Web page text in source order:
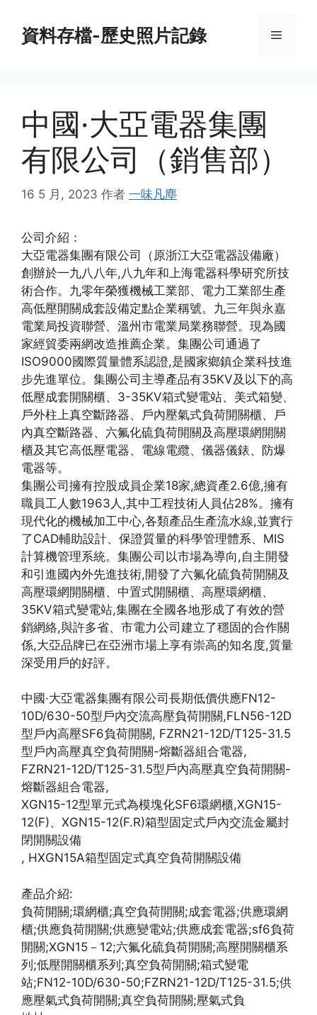
資料存檔-歷史照片記錄 菜
中國·大亞電器集團
有限公司（銷售部）
16 5 月, 2023 作者 一味凡塵
公司介紹：
大亞電器集團有限公司（原浙江大亞電器設備廠）
創辦於一九八八年,八九年和上海電器科學研究所技
術合作。九零年榮獲機械工業部、電力工業部生產
高低壓開關成套設備定點企業稱號。九三年與永嘉
電業局投資聯營、溫州市電業局業務聯營。現為國
家經貿委兩網改造推薦企業。集團公司通過了
ISO9000國際質量體系認證,是國家鄉鎮企業科技進
步先進單位。集團公司主導產品有35KV及以下的高
低壓成套開關櫃、3-35KV箱式變電站、美式箱變、
戶外柱上真空斷路器、戶內壓氣式負荷開關櫃、戶
內真空斷路器、六氟化硫負荷開關及高壓環網開關
櫃及其它高低壓電器、電線電纜、儀器儀錶、防爆
電器等。
集團公司擁有控股成員企業18家,總資產2.6億,擁有
職員工人數1963人,其中工程技術人員佔28%。擁有
現代化的機械加工中心,各類產品生產流水線,並實行
了CAD輔助設計、保證質量的科學管理體系、MIS
計算機管理系統。集團公司以市場為導向,自主開發
和引進國內外先進技術,開發了六氟化硫負荷開關及
高壓環網開關櫃、中置式開關櫃、高壓環網櫃、
35KV箱式變電站,集團在全國各地形成了有效的營
銷網絡,與許多省、市電力公司建立了穩固的合作關
係,大亞品牌已在亞洲市場上享有崇高的知名度,質量
深受用戶的好評。
中國·大亞電器集團有限公司長期低價供應FN12-
10D/630-50型戶內交流高壓負荷開關,FLN56-12D
型戶內高壓SF6負荷開關, FZRN21-12D/T125-31.5
型戶內高壓真空負荷開關-熔斷器組合電器,
FZRN21-12D/T125-31.5型戶內高壓真空負荷開關-
熔斷器組合電器,
XGN15-12型單元式為模塊化SF6環網櫃,XGN15-
12(F)、XGN15-12(F.R)箱型固定式戶內交流金屬封
閉開關設備
, HXGN15A箱型固定式真空負荷開關設備
產品介紹:
負荷開關;環網櫃;真空負荷開關;成套電器;供應環網
櫃;供應負荷開關;供應變電站;供應成套電器;sf6負荷
開關;XGN15－12;六氟化硫負荷開關;高壓開關櫃系
列;低壓開關櫃系列;真空負荷開關;箱式變電
站;FN12-10D/630-50;FZRN21-12D/T125-31.5;供
應壓氣式負荷開關;真空負荷開關;壓氣式負